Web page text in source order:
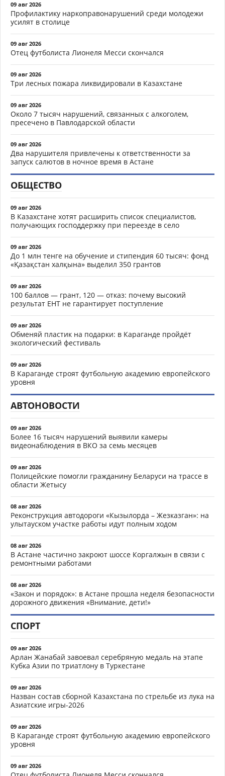
09 авг 2026
Профилактику наркоправонарушений среди молодежи
усилят в столице
09 авг 2026
Отец футболиста Лионеля Месси скончался
09 авг 2026
Три лесных пожара ликвидировали в Казахстане
09 авг 2026
Около 7 тысяч нарушений, связанных с алкоголем,
пресечено в Павлодарской области
09 авг 2026
Два нарушителя привлечены к ответственности за
запуск салютов в ночное время в Астане
ОБЩЕСТВО
09 авг 2026
В Казахстане хотят расширить список специалистов,
получающих господдержку при переезде в село
09 авг 2026
До 1 млн тенге на обучение и стипендия 60 тысяч: фонд
«Қазақстан халқына» выделил 350 грантов
09 авг 2026
100 баллов — грант, 120 — отказ: почему высокий
результат ЕНТ не гарантирует поступление
09 авг 2026
Обменяй пластик на подарки: в Караганде пройдёт
экологический фестиваль
09 авг 2026
В Караганде строят футбольную академию европейского
уровня
АВТОНОВОСТИ
09 авг 2026
Более 16 тысяч нарушений выявили камеры
видеонаблюдения в ВКО за семь месяцев
09 авг 2026
Полицейские помогли гражданину Беларуси на трассе в
области Жетысу
08 авг 2026
Реконструкция автодороги «Кызылорда – Жезказган»: на
улытауском участке работы идут полным ходом
08 авг 2026
В Астане частично закроют шоссе Коргалжын в связи с
ремонтными работами
08 авг 2026
«Закон и порядок»: в Астане прошла неделя безопасности
дорожного движения «Внимание, дети!»
СПОРТ
09 авг 2026
Арлан Жанабай завоевал серебряную медаль на этапе
Кубка Азии по триатлону в Туркестане
09 авг 2026
Назван состав сборной Казахстана по стрельбе из лука на
Азиатские игры-2026
09 авг 2026
В Караганде строят футбольную академию европейского
уровня
09 авг 2026